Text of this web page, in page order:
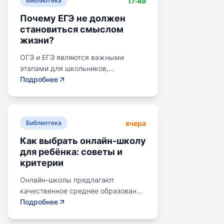
Почему ЕГЭ не должен
становиться смыслом
жизни?
ОГЭ и ЕГЭ являются важными
этапами для школьников,
готовящихся к переходу на
старшего подросткового и
помогает детям развивать
личностные навыки, получать опыт
самоопределения и выбирать
профессию. В программе школы
уделяется внимание базовым
знаниям, учебным навыкам и
Подробнее
Библиотека вчера
Как выбрать онлайн-школу
для ребёнка: советы и
критерии
Онлайн-школы предлагают
качественное среднее образование
без привязки к району. Важно
Подробнее